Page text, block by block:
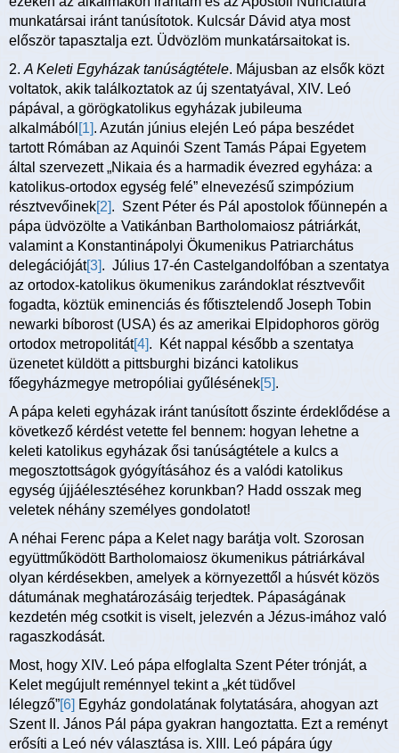
munkatársai iránt tanúsítotok. Kulcsár Dávid atya most
először tapasztalja ezt. Üdvözlöm munkatársaitokat is.
2. A Keleti Egyházak tanúságtétele. Májusban az elsők közt
voltatok, akik találkoztatok az új szentatyával, XIV. Leó
pápával, a görögkatolikus egyházak jubileuma
alkalmából [1]. Azután június elején Leó pápa beszédet
tartott Rómában az Aquinói Szent Tamás Pápai Egyetem
által szervezett „Nikaia és a harmadik évezred egyháza: a
katolikus-ortodox egység felé” elnevezésű szimpózium
résztvevőinek[2]. Szent Péter és Pál apostolok főünnepén a
pápa üdvözölte a Vatikánban Bartholomaiosz pátriárkát,
valamint a Konstantinápolyi Ökumenikus Patriarchátus
delegációját[3]. Július 17-én Castelgandolfóban a szentatya
az ortodox-katolikus ökumenikus zarándoklat résztvevőit
fogadta, köztük eminenciás és főtisztelendő Joseph Tobin
newarki bíborost (USA) és az amerikai Elpidophoros görög
ortodox metropolitát[4]. Két nappal később a szentatya
üzenetet küldött a pittsburghi bizánci katolikus
főegyházmegye metropóliai gyűlésének[5].
A pápa keleti egyházak iránt tanúsított őszinte érdeklődése a
következő kérdést vetette fel bennem: hogyan lehetne a
keleti katolikus egyházak ősi tanúságtétele a kulcs a
megosztottságok gyógyításához és a valódi katolikus
egység újjáélesztéséhez korunkban? Hadd osszak meg
veletek néhány személyes gondolatot!
A néhai Ferenc pápa a Kelet nagy barátja volt. Szorosan
együttműködött Bartholomaiosz ökumenikus pátriárkával
olyan kérdésekben, amelyek a környezettől a húsvét közös
dátumának meghatározásáig terjedtek. Pápaságának
kezdetén még csotkit is viselt, jelezvén a Jézus-imához való
ragaszkodását.
Most, hogy XIV. Leó pápa elfoglalta Szent Péter trónját, a
Kelet megújult reménnyel tekint a „két tüdővel
lélegző”[6] Egyház gondolatának folytatására, ahogyan azt
Szent II. János Pál pápa gyakran hangoztatta. Ezt a reményt
erősíti a Leó név választása is. XIII. Leó pápára úgy